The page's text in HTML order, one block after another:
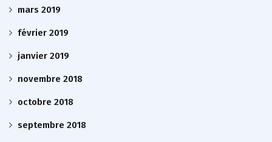
mars 2019
février 2019
janvier 2019
novembre 2018
octobre 2018
septembre 2018